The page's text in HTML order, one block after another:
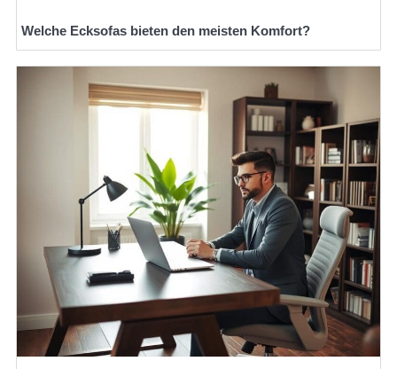
Welche Ecksofas bieten den meisten Komfort?